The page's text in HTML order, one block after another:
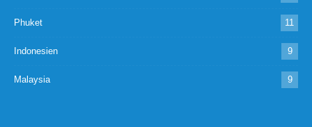
Phuket 11
Indonesien 9
Malaysia 9